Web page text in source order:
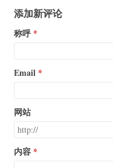
添加新评论
称呼
Email
网站
内容